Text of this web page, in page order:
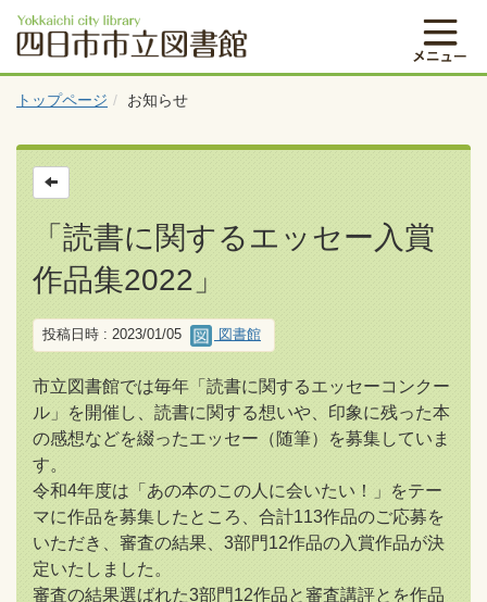
トップページ お知らせ
「読書に関するエッセー入賞
作品集2022」
投稿日時 : 2023/01/05 図書館
市立図書館では毎年「読書に関するエッセーコンクー
ル」を開催し、読書に関する想いや、印象に残った本
の感想などを綴ったエッセー（随筆）を募集していま
す。
令和4年度は「あの本のこの人に会いたい！」をテー
マに作品を募集したところ、合計113作品のご応募を
いただき、審査の結果、3部門12作品の入賞作品が決
定いたしました。
審査の結果選ばれた3部門12作品と審査講評とを作品